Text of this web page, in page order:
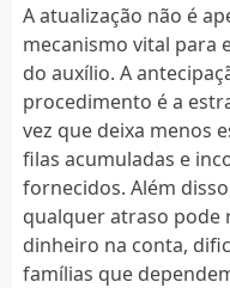
A atualização não é
mecanismo vital para
do auxílio. A
procedimento é a
vez que deixa menos
filas acumuladas e
fornecidos. Além
qualquer atraso pode
dinheiro na conta,
famílias que